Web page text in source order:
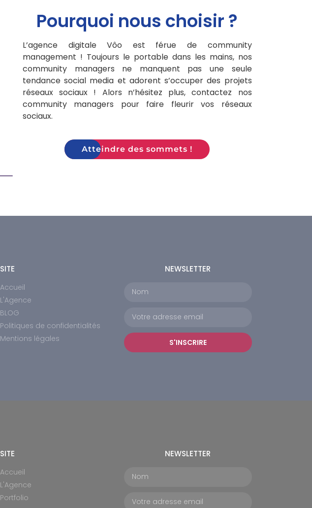
Pourquoi nous choisir ?
L’agence digitale Vôo est férue de community
management ! Toujours le portable dans les mains, nos
community managers ne manquent pas une seule
tendance social media et adorent s’occuper des projets
réseaux sociaux ! Alors n’hésitez plus, contactez nos
community managers pour faire fleurir vos réseaux
sociaux.
Atteindre des sommets !
SITE
Accueil
L'Agence
BLOG
Politiques de confidentialités
Mentions légales
NEWSLETTER
S'INSCRIRE
SITE
Accueil
L'Agence
Portfolio
NEWSLETTER